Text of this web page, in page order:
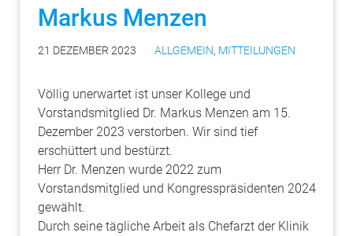
Markus Menzen
21 DEZEMBER 2023 ALLGEMEIN, MITTEILUNGEN
Völlig unerwartet ist unser Kollege und
Vorstandsmitglied Dr. Markus Menzen am 15.
Dezember 2023 verstorben. Wir sind tief
erschüttert und bestürzt.
Herr Dr. Menzen wurde 2022 zum
Vorstandsmitglied und Kongresspräsidenten 2024
gewählt.
Durch seine tägliche Arbeit als Chefarzt der Klinik